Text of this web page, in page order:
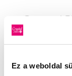
Ez a weboldal
Crystal